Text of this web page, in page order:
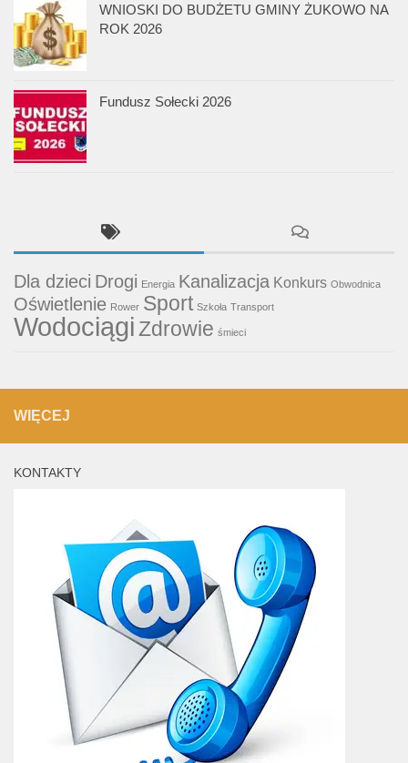
WNIOSKI DO BUDŻETU GMINY ŻUKOWO NA
ROK 2026
Fundusz Sołecki 2026
Dla dzieci Drogi Energia Kanalizacja Konkurs Obwodnica
Oświetlenie Rower Sport Szkoła Transport
WodociągiZdrowie śmieci
WIĘCEJ
KONTAKTY